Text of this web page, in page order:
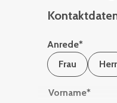
Anrede*
Frau
Herr
Vorname*